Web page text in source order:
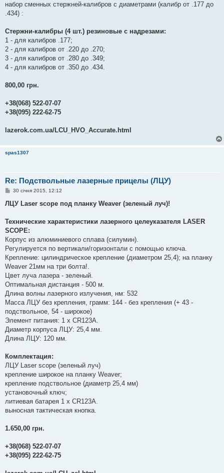
набор сменных стержней-калибров с диаметрами (калибр от .177 до
.434) :
Стержни-калибры (4 шт.) резиновые с надрезами:
1 - для калибров .177;
2 - для калибров от .220 до .270;
3 - для калибров от .280 до .349;
4 - для калибров от .350 до .434.
800,00 грн.
+38(068) 522-07-07
+38(095) 222-62-75
lazerok.com.ua/LCU_HVO_Accurate.html
spas1307
Re: Подствольные лазерные прицелы (ЛЦУ)
П
в
о
л
е
н
н
я
30 січня 2015, 12:12
ЛЦУ Laser scope под планку Weaver (зеленый луч)!
Технические характеристики лазерного целеуказателя LASER
SCOPE:
Корпус из алюминиевого сплава (силумин).
Регулируется по вертикали/горизонтали с помощью ключа.
Крепление: цилиндрическое крепление (диаметром 25,4); на планку
Weaver 21мм на три болта!.
Цвет луча лазера - зеленый.
Оптимальная дистанция - 500 м.
Длина волны лазерного излучения, нм: 532
Масса ЛЦУ без крепления, грамм: 144 - без крепления (+ 43 -
подствольное, 54 - широкое)
Элемент питания: 1 х CR123А.
Диаметр корпуса ЛЦУ: 25,4 мм.
Длина ЛЦУ: 120 мм.
Комплектация:
ЛЦУ Laser scope (зеленый луч)
крепление широкое на планку Weaver;
крепление подствольное (диаметр 25,4 мм)
установочный ключ;
литиевая батарея 1 х CR123А.
выносная тактическая кнопка.
1.650,00 грн.
+38(068) 522-07-07
+38(095) 222-62-75